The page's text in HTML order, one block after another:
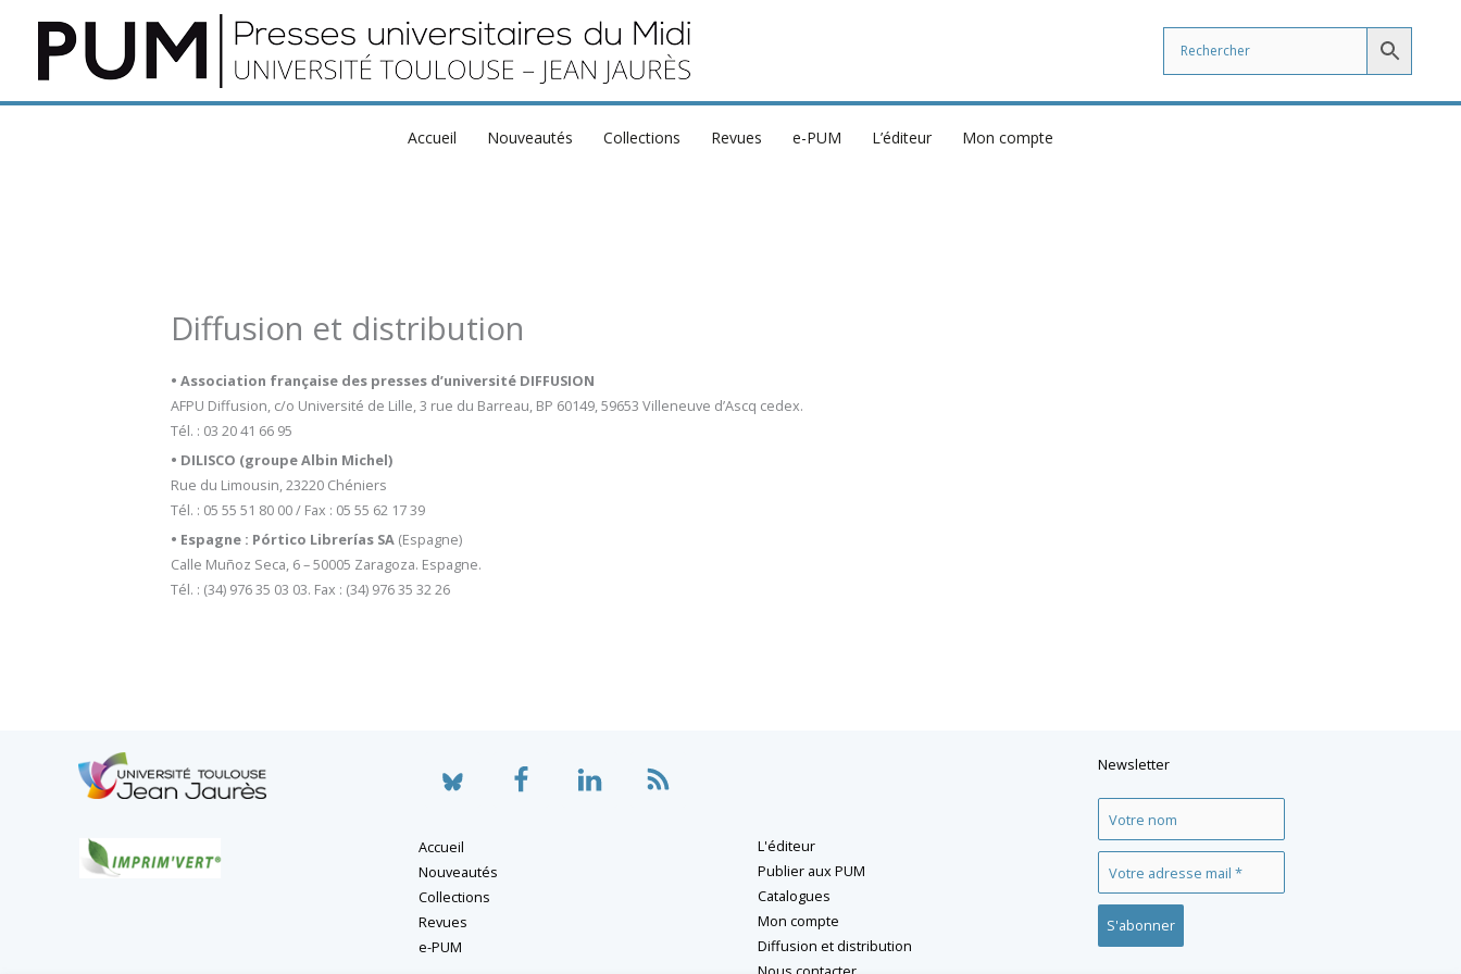
contenu
Accueil Nouveautés Collections Revues e-PUM L’éditeur Mon compte
Diffusion et distribution
• Association française des presses d’université DIFFUSION
AFPU Diffusion, c/o Université de Lille, 3 rue du Barreau, BP 60149, 59653 Villeneuve d’Ascq cedex.
Tél. : 03 20 41 66 95
• DILISCO (groupe Albin Michel)
Rue du Limousin, 23220 Chéniers
Tél. : 05 55 51 80 00 / Fax : 05 55 62 17 39
• Espagne : Pórtico Librerías SA (Espagne)
Calle Muñoz Seca, 6 – 50005 Zaragoza. Espagne.
Tél. : (34) 976 35 03 03. Fax : (34) 976 35 32 26
Accueil
Nouveautés
Collections
Revues
e-PUM
L'éditeur
Publier aux PUM
Catalogues
Mon compte
Diffusion et distribution
Newsletter